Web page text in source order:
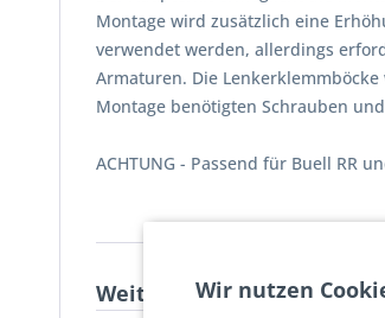
Montage wird zusätzlich eine
verwendet werden, allerdings
Armaturen. Die
Montage benötigten Schrauben
ACHTUNG - Passend für Buell RR
Weiterführende Links zu
Wir nutzen